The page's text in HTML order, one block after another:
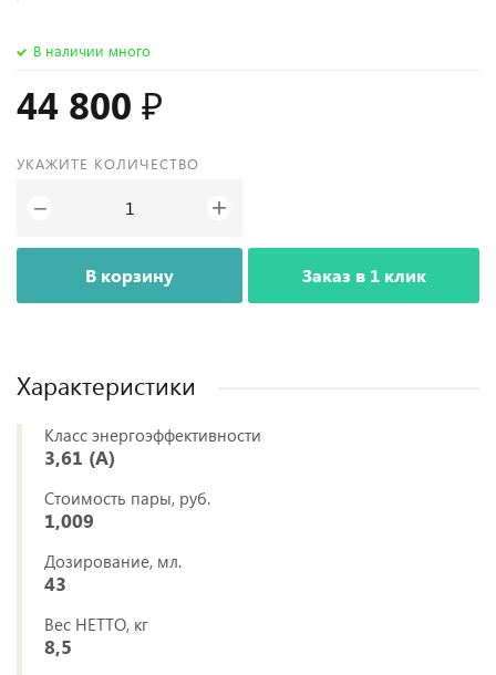
В наличии много
44 800 ₽
УКАЖИТЕ КОЛИЧЕСТВО
− +
В корзину Заказ в 1 клик
Характеристики
Класс энергоэффективности
3,61 (A)
Стоимость пары, руб.
1,009
Дозирование, мл.
43
Вес НЕТТО, кг
8,5